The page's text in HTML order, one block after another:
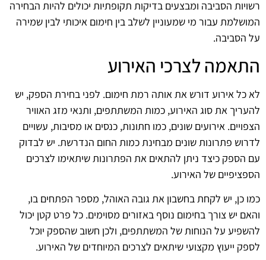
רשויות הסביבה ומבצעים בדיקות תקופתיות יכולים להיות הבחירה
המושלמת עבור מי שמעוניין לשלב בין חימום איכותי לבין שמירה
על הסביבה.
התאמה לצרכי האירוע
לא כל אירוע דורש את אותה רמת חימום. לפני בחירת הספק, יש
להעריך את סוג האירוע, כמות המשתתפים, ותנאי מזג האוויר
הצפויים. אירועים שונים, כמו חתונות, כנסים או מסיבות, עשויים
לדרוש פתרונות שונים מבחינת כמות החום הנדרשת. יש לבדוק
עם הספק כיצד ניתן להתאים את הפתרונות שיתאימו לצרכים
הספציפיים של האירוע.
כמו כן, יש לקחת בחשבון את גובה האוהל, מספר הפתחים בו,
והאם יש צורך בחימום נוסף באזורים מסוימים. כל פרט קטן יכול
להשפיע על הנוחות של המשתתפים, ולכן חשוב שהספק יוכל
לספק ייעוץ מקצועי שיתאים לצרכים המיוחדים של האירוע.